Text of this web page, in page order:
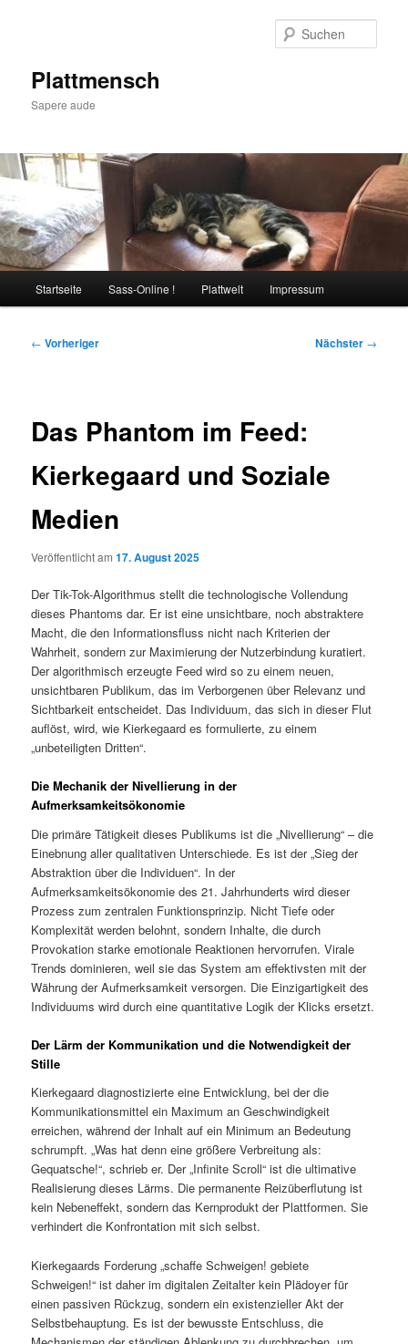
Plattmensch
Sapere aude
Startseite Sass-Online ! Plattwelt Impressum
Beitragsnavigation
← Vorheriger Nächster →
Das Phantom im Feed:
Kierkegaard und Soziale
Medien
Veröffentlicht am17. August 2025
Der Tik-Tok-Algorithmus stellt die technologische Vollendung
dieses Phantoms dar. Er ist eine unsichtbare, noch abstraktere
Macht, die den Informationsfluss nicht nach Kriterien der
Wahrheit, sondern zur Maximierung der Nutzerbindung kuratiert.
Der algorithmisch erzeugte Feed wird so zu einem neuen,
unsichtbaren Publikum, das im Verborgenen über Relevanz und
Sichtbarkeit entscheidet. Das Individuum, das sich in dieser Flut
auflöst, wird, wie Kierkegaard es formulierte, zu einem
„unbeteiligten Dritten“.
Die Mechanik der Nivellierung in der
Aufmerksamkeitsökonomie
Die primäre Tätigkeit dieses Publikums ist die „Nivellierung“ – die
Einebnung aller qualitativen Unterschiede. Es ist der „Sieg der
Abstraktion über die Individuen“. In der
Aufmerksamkeitsökonomie des 21. Jahrhunderts wird dieser
Prozess zum zentralen Funktionsprinzip. Nicht Tiefe oder
Komplexität werden belohnt, sondern Inhalte, die durch
Provokation starke emotionale Reaktionen hervorrufen. Virale
Trends dominieren, weil sie das System am effektivsten mit der
Währung der Aufmerksamkeit versorgen. Die Einzigartigkeit des
Individuums wird durch eine quantitative Logik der Klicks ersetzt.
Der Lärm der Kommunikation und die Notwendigkeit der
Stille
Kierkegaard diagnostizierte eine Entwicklung, bei der die
Kommunikationsmittel ein Maximum an Geschwindigkeit
erreichen, während der Inhalt auf ein Minimum an Bedeutung
schrumpft. „Was hat denn eine größere Verbreitung als:
Gequatsche!“, schrieb er. Der „Infinite Scroll“ ist die ultimative
Realisierung dieses Lärms. Die permanente Reizüberflutung ist
kein Nebeneffekt, sondern das Kernprodukt der Plattformen. Sie
verhindert die Konfrontation mit sich selbst.
Kierkegaards Forderung „schaffe Schweigen! gebiete
Schweigen!“ ist daher im digitalen Zeitalter kein Plädoyer für
einen passiven Rückzug, sondern ein existenzieller Akt der
Selbstbehauptung. Es ist der bewusste Entschluss, die